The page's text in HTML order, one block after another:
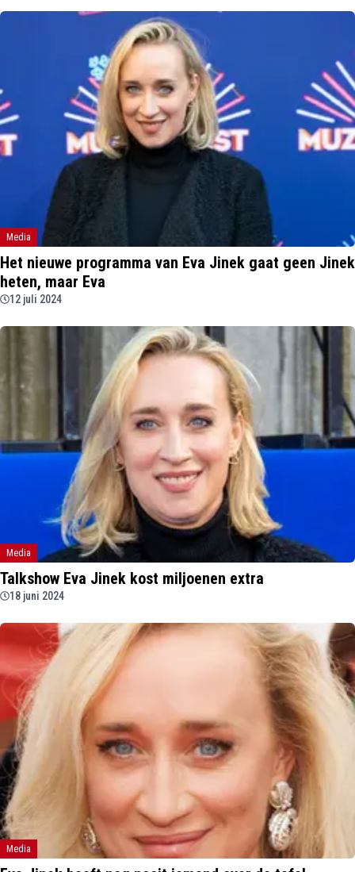
Media
Het nieuwe programma van Eva Jinek gaat geen Jinek
heten, maar Eva
12 juli 2024
Media
Talkshow Eva Jinek kost miljoenen extra
18 juni 2024
Media